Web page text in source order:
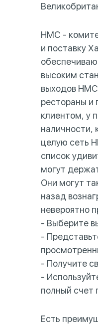
HMC -
и поставку
высоким
выходов
рестораны и
клиентом, у
наличности,
целую сеть
список
могут
Они могут
назад
невероятно
- Выберите
-
- Получите
-
полный счет
Есть